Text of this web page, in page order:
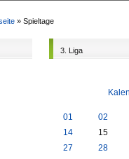
» Spieltage
3. Liga
01 02
14
15
27
28